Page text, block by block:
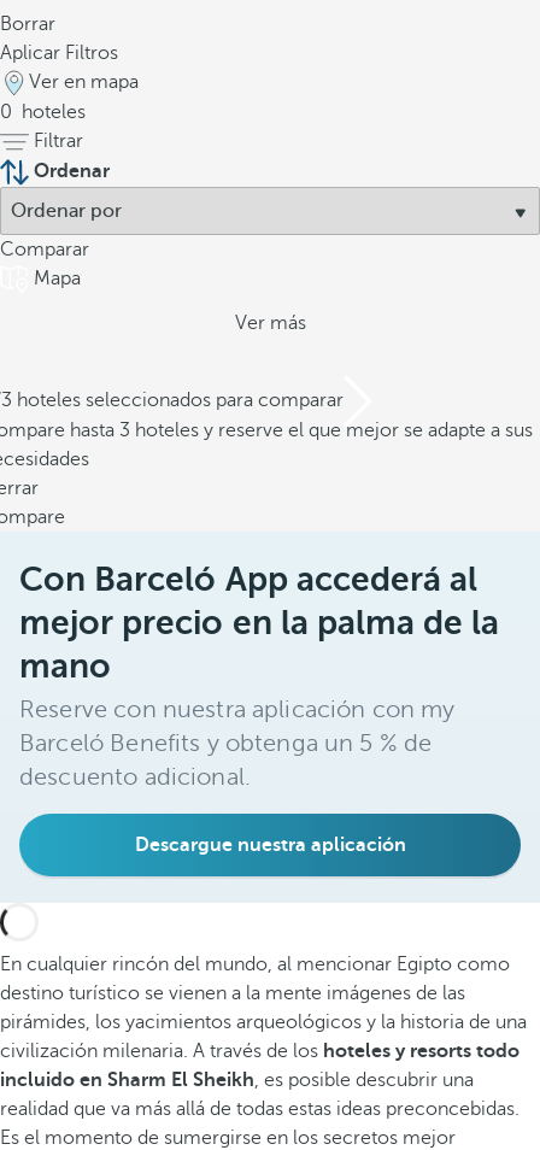
Borrar
Aplicar Filtros
Ver en mapa
0
hoteles
Filtrar
Ordenar
Comparar
Mapa
Ver más
hoteles seleccionados para comparar
hasta 3 hoteles y reserve el que mejor se adapte a sus
Con Barceló App accederá al
mejor precio en la palma de la
mano
Reserve con nuestra aplicación con my
Barceló Benefits y obtenga un 5 % de
descuento adicional.
Descargue nuestra aplicación
En cualquier rincón del mundo, al mencionar Egipto como
destino turístico se vienen a la mente imágenes de las
pirámides, los yacimientos arqueológicos y la historia de una
civilización milenaria. A través de los hoteles y resorts todo
incluido en Sharm El Sheikh, es posible descubrir una
realidad que va más allá de todas estas ideas preconcebidas.
Es el momento de sumergirse en los secretos mejor